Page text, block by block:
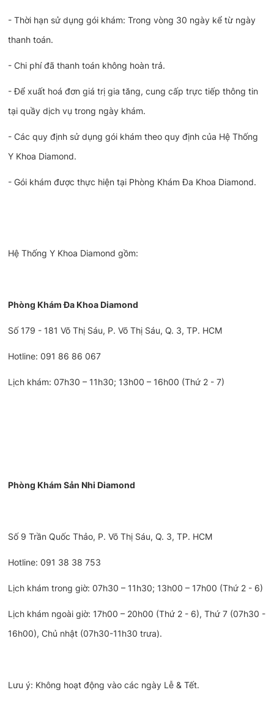
- Thời hạn sử dụng gói khám: Trong vòng 30 ngày kể từ ngày
thanh toán.
- Chi phí đã thanh toán không hoàn trả.
- Để xuất hoá đơn giá trị gia tăng, cung cấp trực tiếp thông tin
tại quầy dịch vụ trong ngày khám.
- Các quy định sử dụng gói khám theo quy định của Hệ Thống
Y Khoa Diamond.
- Gói khám được thực hiện tại Phòng Khám Đa Khoa Diamond.
Hệ Thống Y Khoa Diamond gồm:
Phòng Khám Đa Khoa Diamond
Số 179 - 181 Võ Thị Sáu, P. Võ Thị Sáu, Q. 3, TP. HCM
Hotline: 091 86 86 067
Lịch khám: 07h30 – 11h30; 13h00 – 16h00 (Thứ 2 - 7)
Phòng Khám Sản Nhi Diamond
Số 9 Trần Quốc Thảo, P. Võ Thị Sáu, Q. 3, TP. HCM
Hotline: 091 38 38 753
Lịch khám trong giờ: 07h30 – 11h30; 13h00 – 17h00 (Thứ 2 - 6)
Lịch khám ngoài giờ: 17h00 – 20h00 (Thứ 2 - 6), Thứ 7 (07h30 -
16h00), Chủ nhật (07h30-11h30 trưa).
Lưu ý: Không hoạt động vào các ngày Lễ & Tết.